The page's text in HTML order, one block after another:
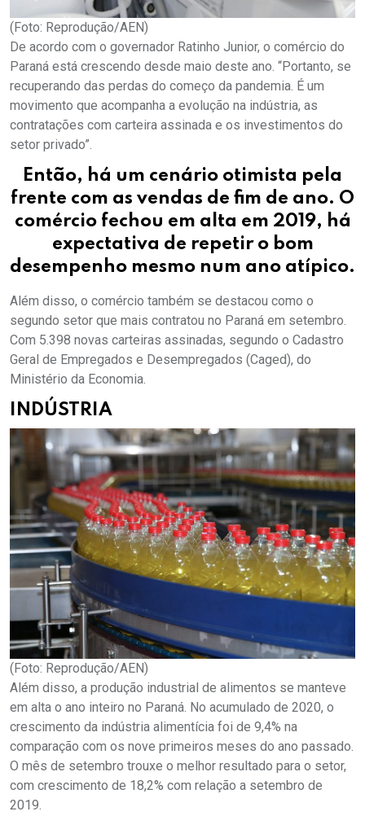
(Foto: Reprodução/AEN)
De acordo com o governador Ratinho Junior, o comércio do
Paraná está crescendo desde maio deste ano. “Portanto, se
recuperando das perdas do começo da pandemia. É um
movimento que acompanha a evolução na indústria, as
contratações com carteira assinada e os investimentos do
setor privado”.
Então, há um cenário otimista pela
frente com as vendas de fim de ano. O
comércio fechou em alta em 2019, há
expectativa de repetir o bom
desempenho mesmo num ano atípico.
Além disso, o comércio também se destacou como o
segundo setor que mais contratou no Paraná em setembro.
Com 5.398 novas carteiras assinadas, segundo o Cadastro
Geral de Empregados e Desempregados (Caged), do
Ministério da Economia.
INDÚSTRIA
(Foto: Reprodução/AEN)
Além disso, a produção industrial de alimentos se manteve
em alta o ano inteiro no Paraná. No acumulado de 2020, o
crescimento da indústria alimentícia foi de 9,4% na
comparação com os nove primeiros meses do ano passado.
O mês de setembro trouxe o melhor resultado para o setor,
com crescimento de 18,2% com relação a setembro de
2019.